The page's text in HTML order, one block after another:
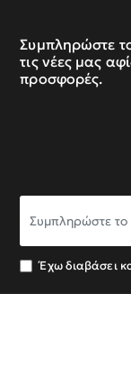
Συμπληρώστε
τις νέες μας
προσφορές.
το
σας
Έχω διαβάσει